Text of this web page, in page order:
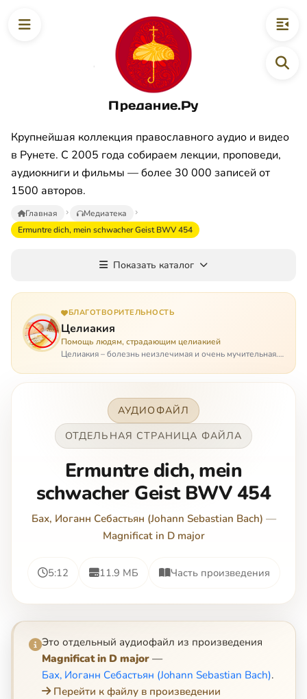
Предание.Ру
Крупнейшая коллекция православного аудио и видео
в Рунете. С 2005 года собираем лекции, проповеди,
аудиокниги и фильмы — более 30 000 записей от
1500 авторов.
Главная
Медиатека
Ermuntre dich, mein schwacher Geist BWV 454
Показать каталог
БЛАГОТВОРИТЕЛЬНОСТЬ
Целиакия
Помощь людям, страдающим целиакией
Целиакия – болезнь неизлечимая и очень мучительная.
целиакией страдает в одиночестве, не представляя
АУДИОФАЙЛ
ОТДЕЛЬНАЯ СТРАНИЦА ФАЙЛА
Ermuntre dich, mein
schwacher Geist BWV 454
Бах, Иоганн Себастьян (Johann Sebastian Bach) —
Magnificat in D major
5:12 11.9 МБ Часть произведения
Это отдельный аудиофайл из произведения
Magnificat in D major —
Бах, Иоганн Себастьян (Johann Sebastian Bach).
Перейти к файлу в произведении